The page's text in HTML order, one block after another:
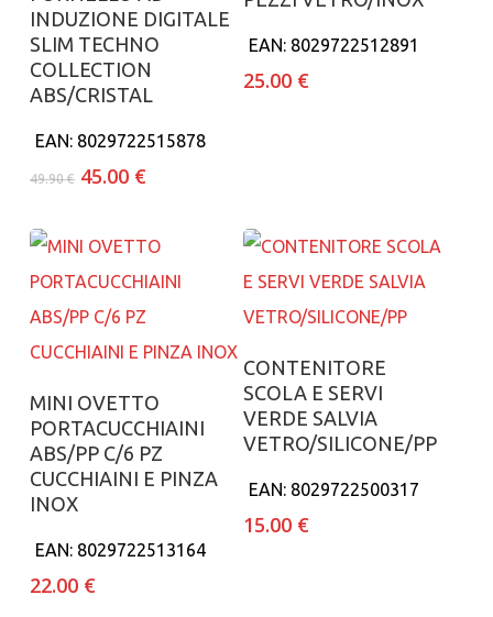
INDUZIONE DIGITALE
SLIM TECHNO
COLLECTION
ABS/CRISTAL
EAN: 8029722515878
49.90€ Il
era:
49.90 €.
45.00 €Il
è:
45.00 €.
EAN: 8029722512891
25.00 €
Aggiungi al carrello
MINI OVETTO
PORTACUCCHIAINI
ABS/PP C/6 PZ
CUCCHIAINI E PINZA
INOX
EAN: 8029722513164
22.00 €
Aggiungi al carrello
CONTENITORE
SCOLA E SERVI
VERDE SALVIA
VETRO/SILICONE/PP
EAN: 8029722500317
15.00 €